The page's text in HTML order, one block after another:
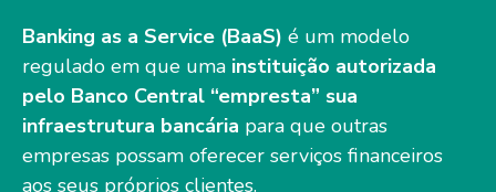
Banking as a Service (BaaS) é um modelo
regulado em que uma instituição autorizada
pelo Banco Central “empresta” sua
infraestrutura bancária para que outras
empresas possam oferecer serviços financeiros
aos seus próprios clientes.